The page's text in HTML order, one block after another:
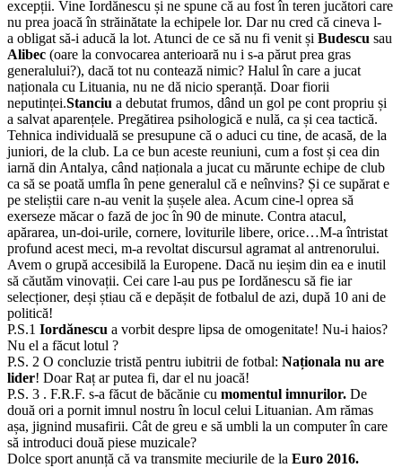
excepții. Vine Iordănescu și ne spune că au fost în teren jucători care
nu prea joacă în străinătate la echipele lor. Dar nu cred că cineva l-
a obligat să-i aducă la lot. Atunci de ce să nu fi venit și Budescu sau
Alibec (oare la convocarea anterioară nu i s-a părut prea gras
generalului?), dacă tot nu contează nimic? Halul în care a jucat
naționala cu Lituania, nu ne dă nicio speranță. Doar fiorii
neputinței.Stanciu a debutat frumos, dând un gol pe cont propriu și
a salvat aparențele. Pregătirea psihologică e nulă, ca și cea tactică.
Tehnica individuală se presupune că o aduci cu tine, de acasă, de la
juniori, de la club. La ce bun aceste reuniuni, cum a fost și cea din
iarnă din Antalya, când naționala a jucat cu mărunte echipe de club
ca să se poată umfla în pene generalul că e neînvins? Și ce supărat e
pe steliștii care n-au venit la șușele alea. Acum cine-l oprea să
exerseze măcar o fază de joc în 90 de minute. Contra atacul,
apărarea, un-doi-urile, cornere, loviturile libere, orice…M-a întristat
profund acest meci, m-a revoltat discursul agramat al antrenorului.
Avem o grupă accesibilă la Europene. Dacă nu ieșim din ea e inutil
să căutăm vinovații. Cei care l-au pus pe Iordănescu să fie iar
selecționer, deși știau că e depășit de fotbalul de azi, după 10 ani de
politică!
P.S.1 Iordănescu a vorbit despre lipsa de omogenitate! Nu-i haios?
Nu el a făcut lotul ?
P.S. 2 O concluzie tristă pentru iubitrii de fotbal: Naționala nu are
lider! Doar Raț ar putea fi, dar el nu joacă!
P.S. 3 . F.R.F. s-a făcut de băcănie cu momentul imnurilor. De
două ori a pornit imnul nostru în locul celui Lituanian. Am rămas
așa, jignind musafirii. Cât de greu e să umbli la un computer în care
să introduci două piese muzicale?
Dolce sport anunță că va transmite meciurile de la Euro 2016.